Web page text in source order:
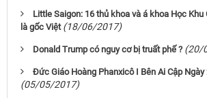
Little Saigon: 16 thủ khoa và á khoa Học Khu
là gốc Việt (18/06/2017)
Donald Trump có nguy cơ bị truất phế ? (20/
Ðức Giáo Hoàng Phanxicô I Bên Ai Cập Ngày
(05/05/2017)